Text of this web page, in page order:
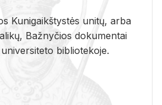
Kunigaikštystės unitų, arba
Bažnyčios dokumentai
bibliotekoje.